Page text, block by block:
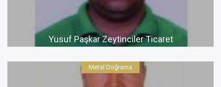
Yusuf Paşkar Zeytinciler Ticaret
Metal Doğrama